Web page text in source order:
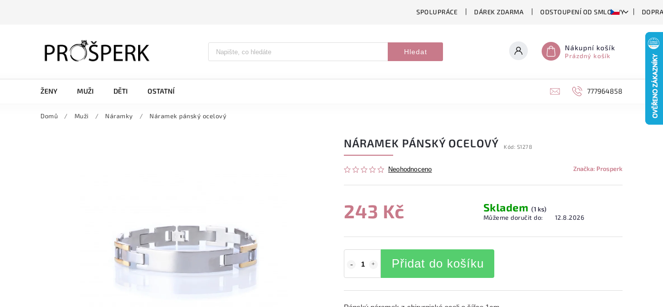
SPOLUPRÁCE DÁREK ZDARMA ODSTOUPENÍ OD SMLOUVY
Hledat Nákupní košík
Prázdný košík
ŽENY MUŽI DĚTI OSTATNÍ 777964858
Domů / Muži / Náramky / Náramek pánský ocelový
NÁRAMEK PÁNSKÝ OCELOVÝ Kód: S1278
Neohodnoceno Značka: Prosperk
243 Kč Skladem (1 ks)
Můžeme doručit do:
12.8.2026
Přidat do košíku